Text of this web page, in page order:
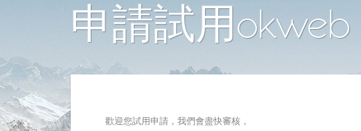
申請試用okweb
歡迎您試用申請，我們會盡快審核，